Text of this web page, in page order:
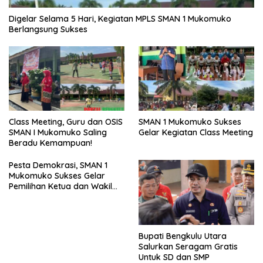
Digelar Selama 5 Hari, Kegiatan MPLS SMAN 1 Mukomuko
Berlangsung Sukses
Class Meeting, Guru dan OSIS
SMAN I Mukomuko Saling
Beradu Kemampuan!
SMAN 1 Mukomuko Sukses
Gelar Kegiatan Class Meeting
Pesta Demokrasi, SMAN 1
Mukomuko Sukses Gelar
Pemilihan Ketua dan Wakil
Bupati Bengkulu Utara
Salurkan Seragam Gratis
Untuk SD dan SMP